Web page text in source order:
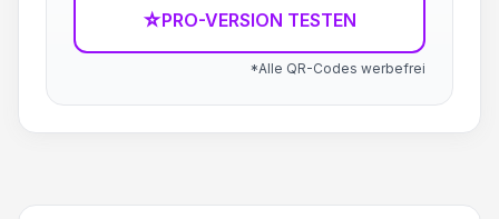
☆PRO-VERSION TESTEN
*Alle QR-Codes werbefrei